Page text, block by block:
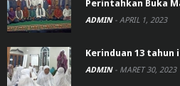
Perintahkan Buka
ADMIN - APRIL 1, 2023
Kerinduan 13
ADMIN - MARET 30, 2023